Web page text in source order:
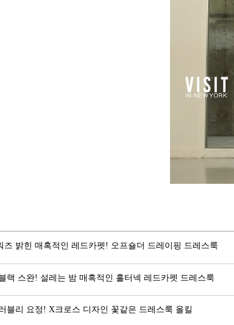
밝힌 매혹적인 레드카펫! 오프숄더 드레이핑 드레스룩
랙 스완! 설레는 밤 매혹적인 홀터넥 레드카펫 드레스룩
블리 요정! X크로스 디자인 꽃같은 드레스룩 올킬